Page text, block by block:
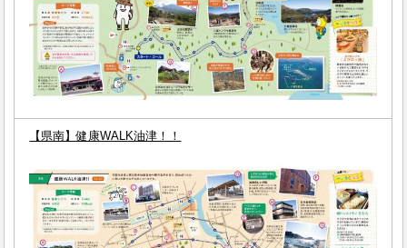
【県南】健康WALK油津！！